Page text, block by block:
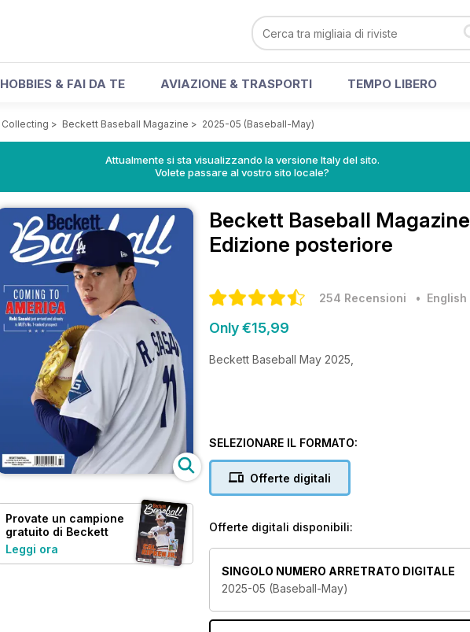
HOBBIES & FAI DA TE AVIAZIONE & TRASPORTI TEMPO LIBERO
Collecting > Beckett Baseball Magazine > 2025-05 (Baseball-May)
Attualmente si sta visualizzando la versione Italy del sito.
Volete passare al vostro sito locale?
Provate un campione
gratuito di Beckett
Baseball Magazine
Leggi ora
Beckett Baseball Magazine
Edizione posteriore
254 Recensioni • English
Only €15,99
Beckett Baseball May 2025,
SELEZIONARE IL FORMATO:
Offerte digitali
Offerte digitali disponibili:
SINGOLO NUMERO ARRETRATO DIGITALE
2025-05 (Baseball-May)